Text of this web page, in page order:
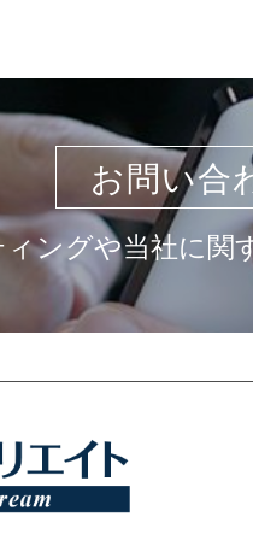
お問い合
ングや当社に関